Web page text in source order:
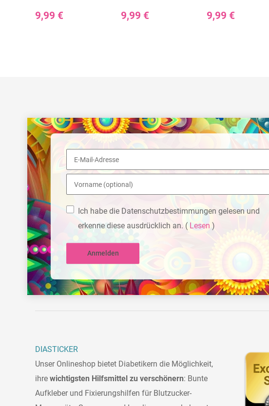
9,99 € 9,99 € 9,99 €
Ich habe die Datenschutzbestimmungen gelesen und
erkenne diese ausdrücklich an. ( Lesen )
Anmelden
DIASTICKER
Unser Onlineshop bietet Diabetikern die Möglichkeit,
ihre wichtigsten Hilfsmittel zu verschönern: Bunte
Aufkleber und Fixierungshilfen für Blutzucker-